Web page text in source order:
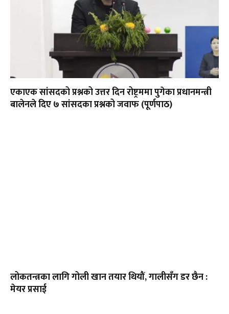
एकाएक सांसदको प्रश्नको उत्तर दिन रोष्ट्रममा पुगेका प्रधानमन्त्री
बालेनले दिए ७ सांसदका प्रश्नको जवाफ (पूर्णपाठ)
लोकतन्त्रका लागि गोली खान तयार थियौं, गालीसँग डर छैन :
मेयर प्रसाई